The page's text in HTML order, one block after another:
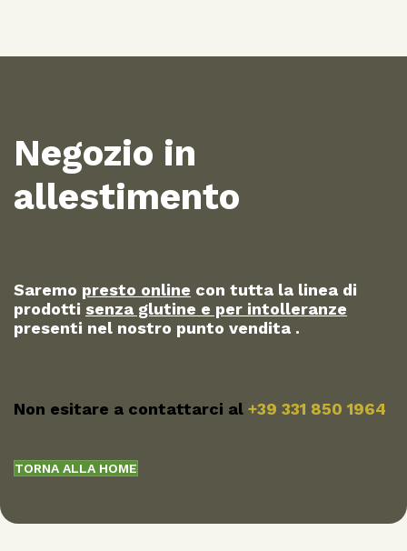
Negozio in
allestimento
Saremo presto online con tutta la linea di
prodotti senza glutine e per intolleranze
presenti nel nostro punto vendita .
Non esitare a contattarci al +39 331 850 1964
TORNA ALLA HOME